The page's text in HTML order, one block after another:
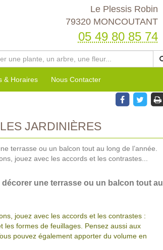
Le Plessis Robin
79320 MONCOUTANT
05 49 80 85 74
& Horaires Nous Contacter
JARDINIÈRES
terrasse ou un balcon tout au long de l’année.
jouez avec les accords et les contrastes...
une terrasse ou un balcon tout au
jouez avec les accords et les contrastes :
les formes de feuillages. Pensez aussi aux
pouvez également apporter du volume en